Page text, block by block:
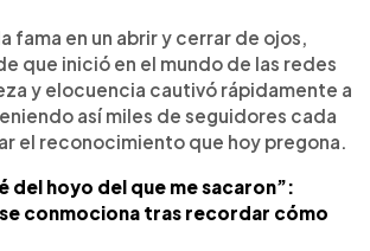
fama en un abrir y cerrar de ojos,
que inició en el mundo de las redes
y elocuencia cautivó rápidamente a
así miles de seguidores cada
el reconocimiento que hoy pregona.
del hoyo del que me sacaron”:
se conmociona tras recordar cómo